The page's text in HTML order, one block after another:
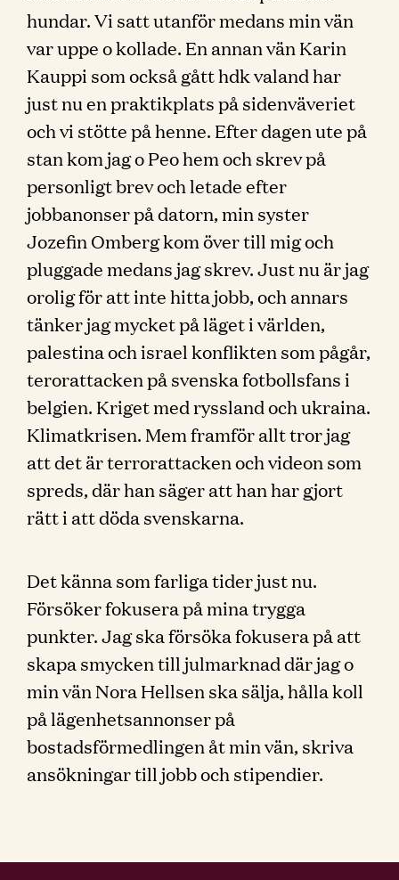
hundar. Vi satt utanför medans min vän
var uppe o kollade. En annan vän Karin
Kauppi som också gått hdk valand har
just nu en praktikplats på sidenväveriet
och vi stötte på henne. Efter dagen ute på
stan kom jag o Peo hem och skrev på
personligt brev och letade efter
jobbanonser på datorn, min syster
Jozefin Omberg kom över till mig och
pluggade medans jag skrev. Just nu är jag
orolig för att inte hitta jobb, och annars
tänker jag mycket på läget i världen,
palestina och israel konflikten som pågår,
terorattacken på svenska fotbollsfans i
belgien. Kriget med ryssland och ukraina.
Klimatkrisen. Mem framför allt tror jag
att det är terrorattacken och videon som
spreds, där han säger att han har gjort
rätt i att döda svenskarna.
Det känna som farliga tider just nu.
Försöker fokusera på mina trygga
punkter. Jag ska försöka fokusera på att
skapa smycken till julmarknad där jag o
min vän Nora Hellsen ska sälja, hålla koll
på lägenhetsannonser på
bostadsförmedlingen åt min vän, skriva
ansökningar till jobb och stipendier.